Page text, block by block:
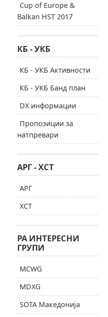
Cup of Europe &
Balkan HST 2017
КБ - УКБ
КБ - УКБ Активности
КБ - УКБ Банд план
DX информации
Пропозиции за
натпревари
АРГ - ХСТ
АРГ
ХСТ
РА ИНТЕРЕСНИ
ГРУПИ
MCWG
MDXG
SOTA Македонија